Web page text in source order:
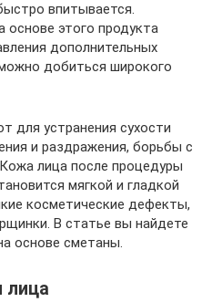
впитывается.
основе этого продукта
дополнительных
добиться широкого
для устранения сухости
и раздражения, борьбы с
лица после процедуры
мягкой и гладкой
косметические дефекты,
В статье вы найдете
основе сметаны.
лица